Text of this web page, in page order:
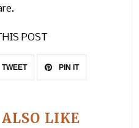
POST
TWEET PIN IT
LIKE